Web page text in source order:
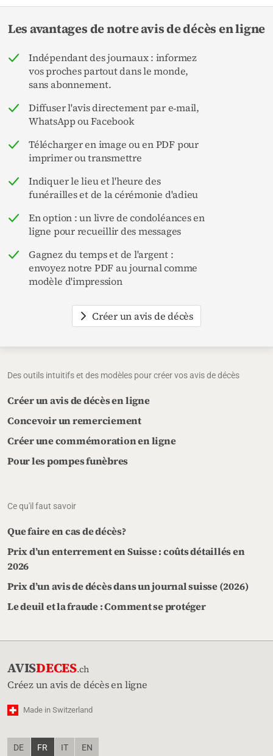
Les avantages de notre avis de décès en ligne
Indépendant des journaux : informez
vos proches partout dans le monde,
sans abonnement.
Diffuser l'avis directement par e‑mail,
WhatsApp ou Facebook
Télécharger en image ou en PDF pour
imprimer ou transmettre
Indiquer le lieu et l'heure des
funérailles et de la cérémonie d'adieu
En option : un livre de condoléances en
ligne pour recueillir des messages
Gagnez du temps et de l'argent :
envoyez notre PDF au journal comme
modèle d'impression
Créer un avis de décès
Des outils intuitifs et des modèles pour créer vos avis de décès
Créer un avis de décès en ligne
Concevoir un remerciement
Créer une commémoration en ligne
Pour les pompes funèbres
Ce qu'il faut savoir
Que faire en cas de décès?
Prix d’un enterrement en Suisse : coûts détaillés en
2026
Prix d’un avis de décès dans un journal suisse (2026)
Le deuil et la fraude : Comment se protéger
AVISDECES.ch
Créez un avis de décès en ligne
Made in Switzerland
DE FR IT EN